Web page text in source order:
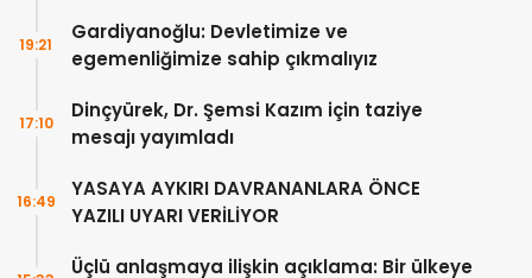
Gardiyanoğlu: Devletimize ve
egemenliğimize sahip çıkmalıyız
19:21
Dinçyürek, Dr. Şemsi Kazım için taziye
mesajı yayımladı
17:10
YASAYA AYKIRI DAVRANANLARA ÖNCE
YAZILI UYARI VERİLİYOR
16:49
Üçlü anlaşmaya ilişkin açıklama: Bir ülkeye